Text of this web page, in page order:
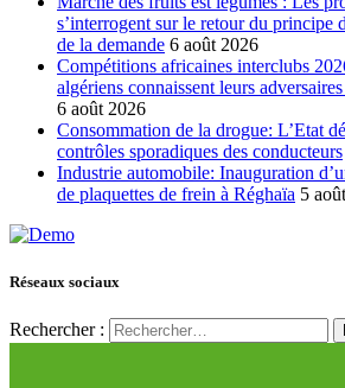
s’interrogent sur le retour du principe
de la demande 6 août 2026
Compétitions africaines interclubs
algériens connaissent leurs
6 août 2026
Consommation de la drogue: L’Etat
contrôles sporadiques des conducteurs
Industrie automobile: Inauguration
de plaquettes de frein à Réghaïa 5
Réseaux sociaux
Rechercher :